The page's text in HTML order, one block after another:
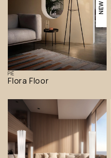
NEW
PIÉ
Flora Floor